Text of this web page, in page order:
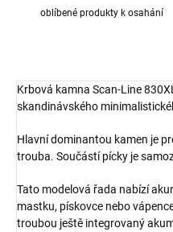
oblíbené produkty k osahání
Krbová kamna Scan-Line
skandinávského
Hlavní dominantou kamen je
trouba. Součástí pícky je
Tato modelová řada nabízí
mastku, pískovce nebo
troubou ještě integrovaný